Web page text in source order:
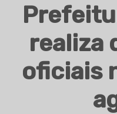
realiza
oficiais